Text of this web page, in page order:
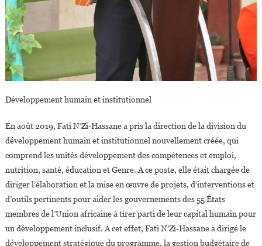
Développement humain et institutionnel
En août 2019, Fati N’Zi-Hassane a pris la direction de la division du
développement humain et institutionnel nouvellement créée, qui
comprend les unités développement des compétences et emploi,
nutrition, santé, éducation et Genre. A ce poste, elle était chargée de
diriger l’élaboration et la mise en œuvre de projets, d’interventions et
d’outils pertinents pour aider les gouvernements des 55 États
membres de l’Union africaine à tirer parti de leur capital humain pour
un développement inclusif. A cet effet, Fati N’Zi-Hassane a dirigé le
développement stratégique du programme, la gestion budgétaire de